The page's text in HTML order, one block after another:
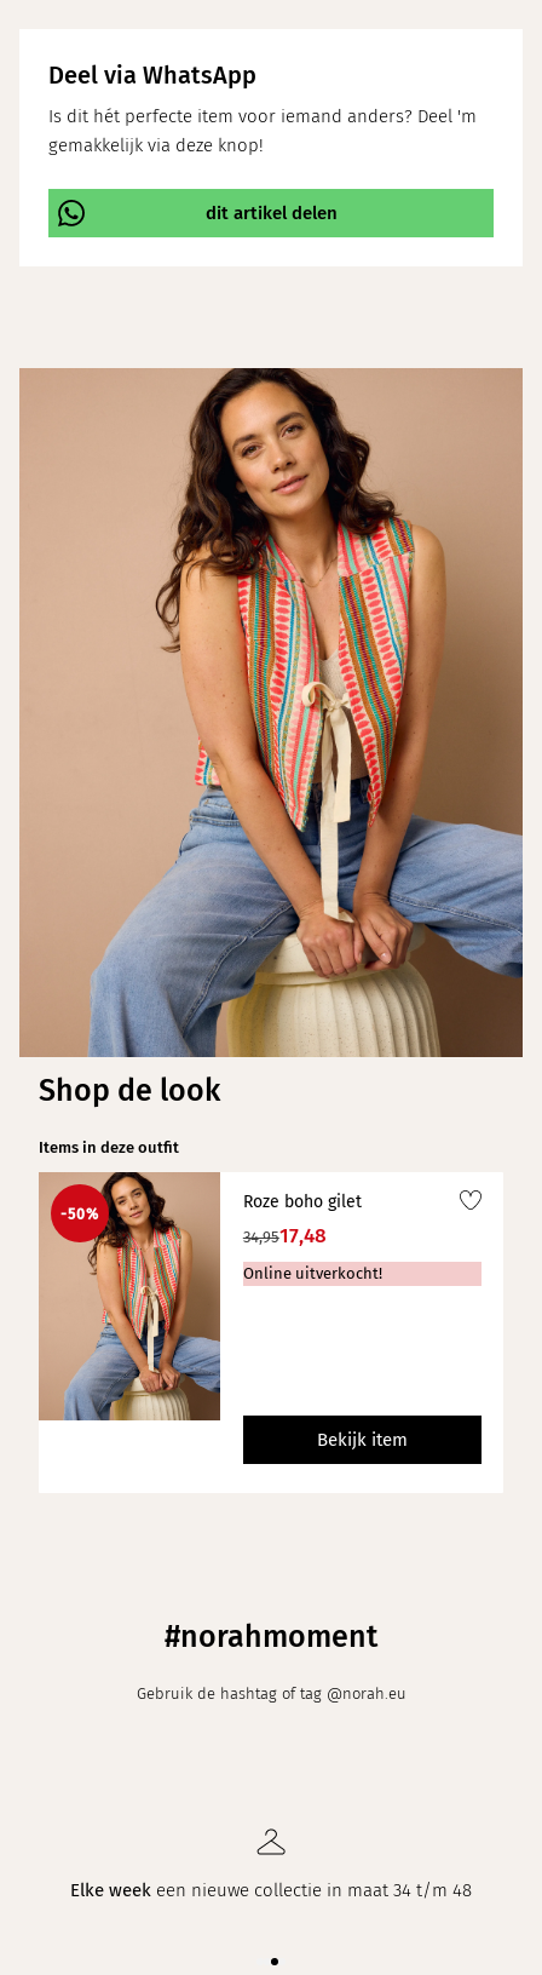
Deel via WhatsApp
Is dit hét perfecte item voor iemand anders? Deel 'm
gemakkelijk via deze knop!
dit artikel delen
Shop de look
Items in deze outfit
-50%
Roze boho gilet
34,9517,48
Online uitverkocht!
Bekijk item
#norahmoment
Gebruik de hashtag of tag @norah.eu
Elke week een nieuwe collectie in maat 34 t/m 48